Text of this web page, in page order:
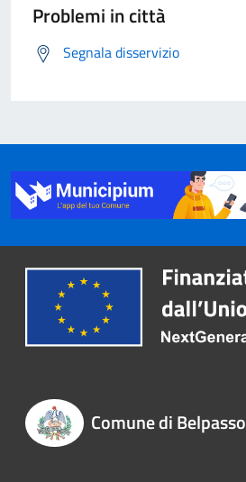
Problemi in città
Segnala disservizio
Comune di Belpasso